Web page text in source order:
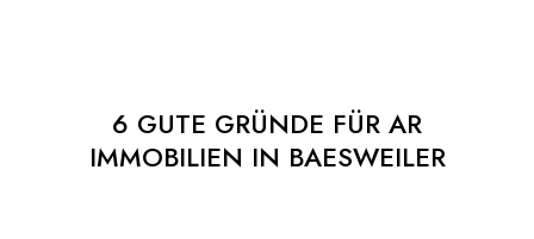
6 GUTE GRÜNDE FÜR AR
IMMOBILIEN IN BAESWEILER